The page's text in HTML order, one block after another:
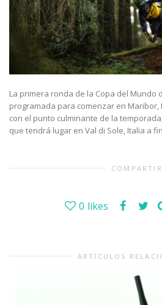
La primera ronda de la Copa del Mundo
programada para comenzar en Maribor,
con el punto culminante de la
que tendrá lugar en Val di Sole, Italia a
COMPARTIR
0 likes
ARTÍCULOS